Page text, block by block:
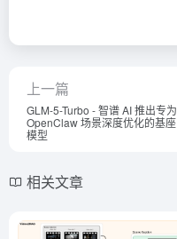
上一篇
GLM-5-Turbo - 智谱 AI 推出专为
OpenClaw 场景深度优化的基座
模型
相关文章